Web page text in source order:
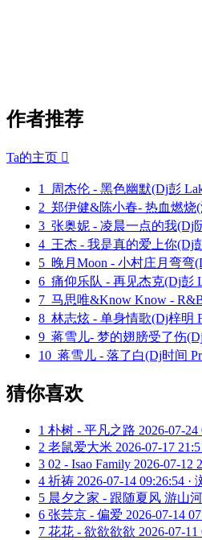
作者推荐
Ta的主页 
1 周杰伦 - 黑色幽默(Dj彭
2 郑伊健&陈小春- 热血燃烧
3 张奥妮 - 凌晨一点的我(Dj
4 王杰 - 我是真的爱上你(Dj
5 晚月Moon - 小村庄月弯弯
6 痛仰乐队 - 再见杰克(Dj彭
7 马思唯&Know Know -
8 林志炫 - 单身情歌(Dj梓明
9 蒋雪儿- 梦的翅膀受了伤
10 蒋雪儿 - 落了白(Dj时间
猜你喜欢
1 朴树 - 平凡之路 2026-07-24
2 老鼠爱大米 2026-07-17
3 02 - Isao Family 2026-07-12
4 祈祷 2026-07-14 09:26:54 ·
5 晨夕之家 - 跟随夏风 游山河
6 张芸京 - 偏爱 2026-07-14
7 花花 - 欲欲欲欲 2026-07-11